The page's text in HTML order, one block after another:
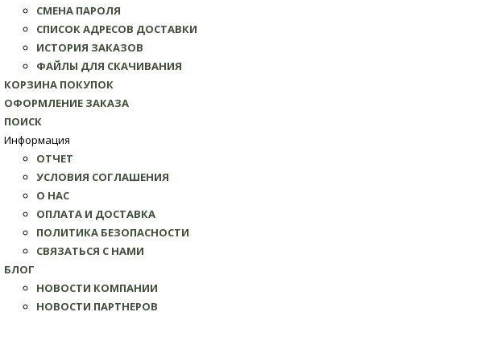
СМЕНА ПАРОЛЯ
СПИСОК АДРЕСОВ ДОСТАВКИ
ИСТОРИЯ ЗАКАЗОВ
ФАЙЛЫ ДЛЯ СКАЧИВАНИЯ
КОРЗИНА ПОКУПОК
ОФОРМЛЕНИЕ ЗАКАЗА
ПОИСК
Информация
ОТЧЕТ
УСЛОВИЯ СОГЛАШЕНИЯ
О НАС
ОПЛАТА И ДОСТАВКА
ПОЛИТИКА БЕЗОПАСНОСТИ
СВЯЗАТЬСЯ С НАМИ
БЛОГ
НОВОСТИ КОМПАНИИ
НОВОСТИ ПАРТНЕРОВ